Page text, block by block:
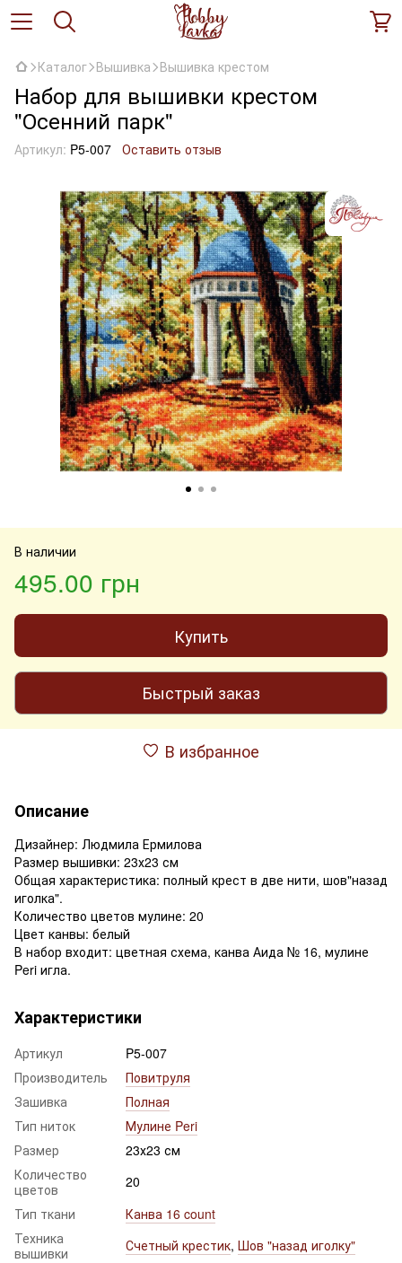
Каталог Вышивка Вышивка крестом
Набор для вышивки крестом
"Осенний парк"
Артикул: P5-007 Оставить отзыв
В наличии
495.00 грн
Купить
Быстрый заказ
В избранное
Описание
Дизайнер: Людмила Ермилова
Размер вышивки: 23х23 см
Общая характеристика: полный крест в две нити, шов"назад
иголка".
Количество цветов мулине: 20
Цвет канвы: белый
В набор входит: цветная схема, канва Аида № 16, мулине
Peri игла.
Характеристики
Артикул
P5-007
Производитель
Повитруля
Зашивка
Полная
Тип ниток
Мулине Peri
Размер
23х23 см
Количество
цветов
20
Тип ткани
Канва 16 count
Техника
вышивки
Счетный крестик, Шов "назад иголку"